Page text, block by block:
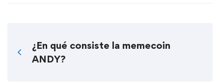
¿En qué consiste la memecoin
ANDY?